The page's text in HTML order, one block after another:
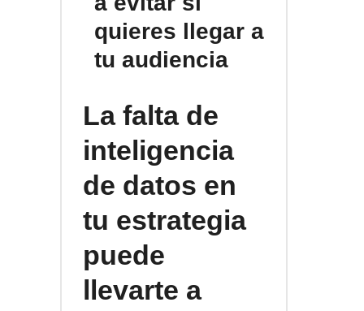
quieres llegar a
tu audiencia
La falta de
inteligencia
de datos en
tu estrategia
puede
llevarte a